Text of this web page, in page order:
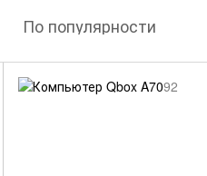
По популярности